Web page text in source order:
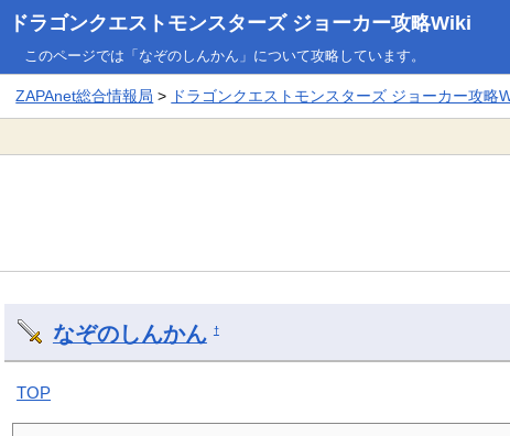
ドラゴンクエストモンスターズ ジョーカー攻略Wiki
このページでは「なぞのしんかん」について攻略しています。
ZAPAnet総合情報局 > ドラゴンクエストモンスターズ ジョーカー攻略
なぞのしんかん †
TOP